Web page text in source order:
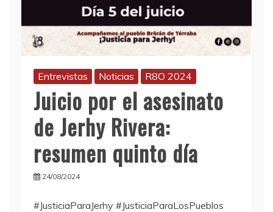
Entrevistas Noticias R8O 2024
Juicio por el asesinato
de Jerhy Rivera:
resumen quinto día
24/08/2024
#JusticiaParaJerhy #JusticiaParaLosPueblos